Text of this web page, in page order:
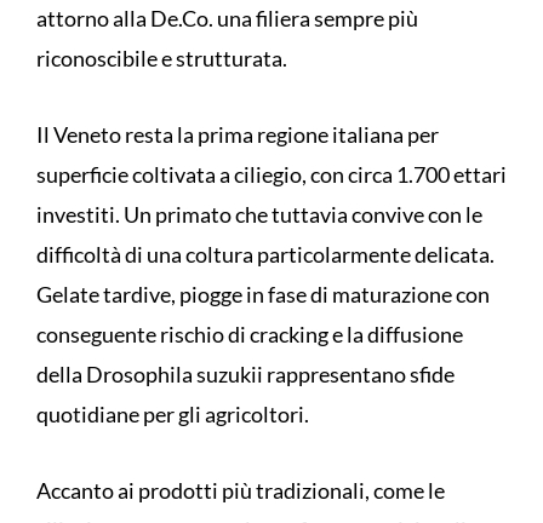
attorno alla De.Co. una filiera sempre più
riconoscibile e strutturata.
Il Veneto resta la prima regione italiana per
superficie coltivata a ciliegio, con circa 1.700 ettari
investiti. Un primato che tuttavia convive con le
difficoltà di una coltura particolarmente delicata.
Gelate tardive, piogge in fase di maturazione con
conseguente rischio di cracking e la diffusione
della Drosophila suzukii rappresentano sfide
quotidiane per gli agricoltori.
Accanto ai prodotti più tradizionali, come le